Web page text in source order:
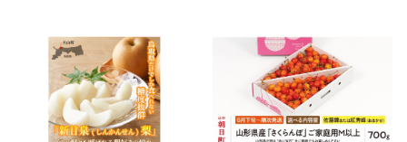
産 農家直送 期間限定 特産品
サイズミックス くらもとフ
ァーム 愛南町 愛媛県